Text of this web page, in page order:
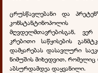
ცრუსწავლებანი და
მღვდელმთავრებისგან,
კრებითი საწყისების
დამყარებას დასავლური
ნიმუშის მიხედვით,
აბსურდამდეა დაყვანილი.